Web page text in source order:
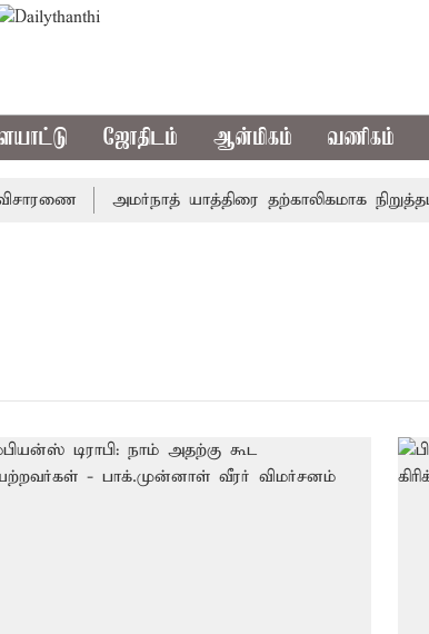
ஜோதிடம் ஆன்மிகம் வணிகம்
அமர்நாத் யாத்திரை தற்காலிகமாக நிறுத்தம்